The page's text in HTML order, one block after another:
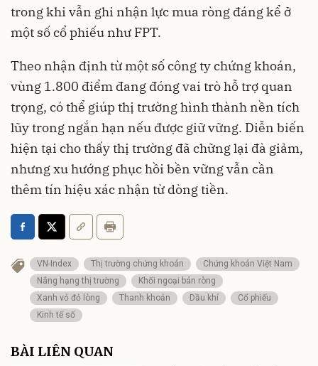
trong khi vẫn ghi nhận lực mua ròng đáng kể ở
một số cổ phiếu như FPT.
Theo nhận định từ một số công ty chứng khoán,
vùng 1.800 điểm đang đóng vai trò hỗ trợ quan
trọng, có thể giúp thị trường hình thành nền tích
lũy trong ngắn hạn nếu được giữ vững. Diễn biến
hiện tại cho thấy thị trường đã chững lại đà giảm,
nhưng xu hướng phục hồi bền vững vẫn cần
thêm tín hiệu xác nhận từ dòng tiền.
VN-Index Thị trường chứng khoán
Chứng khoán Việt Nam
Nâng hạng thị trường
Khối ngoại bán ròng
Xanh vỏ đỏ lòng
Thanh khoản Dầu khí
Cổ phiếu
Kinh tế số
BÀI LIÊN QUAN